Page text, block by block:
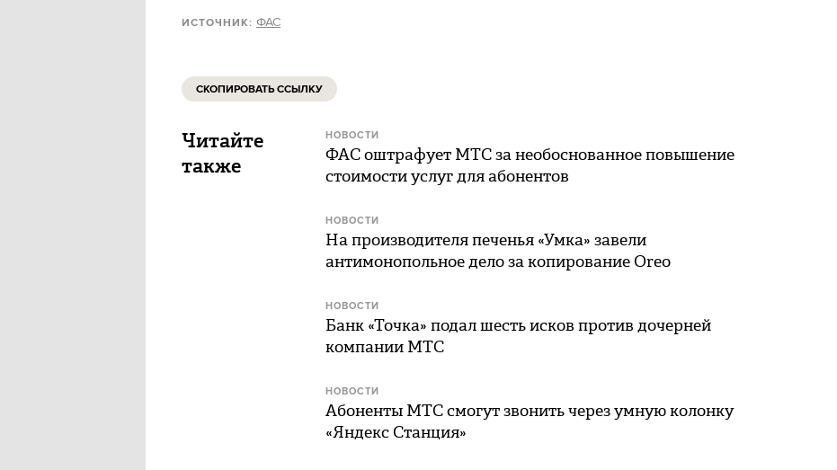
ИСТОЧНИК: ФАС
СКОПИРОВАТЬ ССЫЛКУ
Читайте
также
НОВОСТИ
ФАС оштрафует МТС за необоснованное повышение
стоимости услуг для абонентов
НОВОСТИ
На производителя печенья «Умка» завели
антимонопольное дело за копирование Oreo
НОВОСТИ
Банк «Точка» подал шесть исков против дочерней
компании МТС
НОВОСТИ
Абоненты МТС смогут звонить через умную колонку
«Яндекс Станция»